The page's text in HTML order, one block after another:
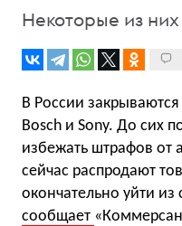
Некоторые из
В России
Bosch и Sony. До сих
избежать штрафов от
сейчас распродают
окончательно уйти
сообщает